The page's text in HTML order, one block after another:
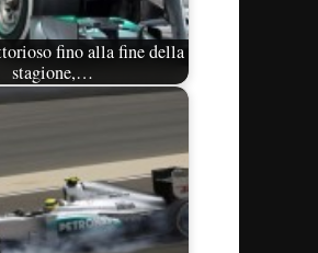
fino alla fine della
stagione,…